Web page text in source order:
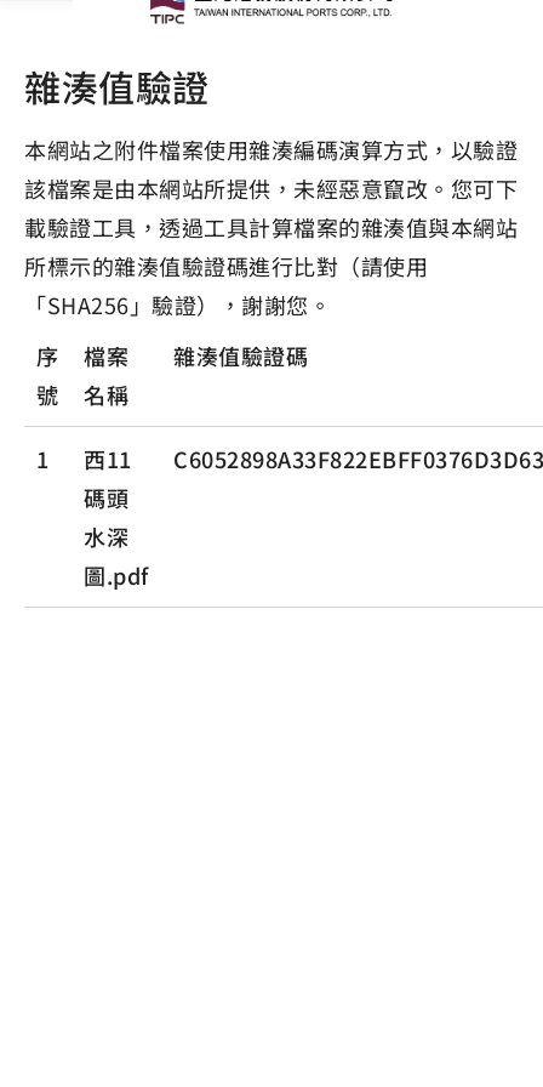
雜湊值驗證
本網站之附件檔案使用雜湊編碼演算方式，以驗證
該檔案是由本網站所提供，未經惡意竄改。您可下
載驗證工具，透過工具計算檔案的雜湊值與本網站
所標示的雜湊值驗證碼進行比對（請使用
「SHA256」驗證），謝謝您。
序
號
檔案
名稱
雜湊值驗證碼
1
西11
碼頭
水深
圖.pdf